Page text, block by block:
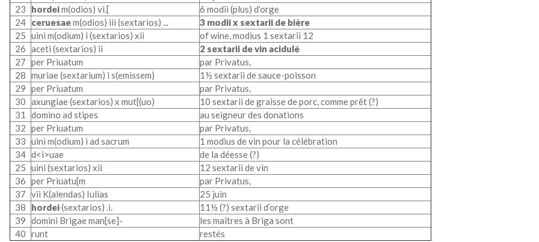
23
hordeim(odios) vi.[
6 modii (plus) d’orge
24 ceruesaem(odios) iii (sextarios) ...
3 modii x sextarii de bière
25 uini m(odium) i (sextarios) xii
of wine, modius 1 sextarii 12
26 aceti (sextarios) ii
2 sextarii de vin acidulé
27 per Priuatum par Privatus,
28 muriae (sextarium) i s(emissem)
1½ sextarii de sauce-poisson
29 per Priuatum
par Privatus,
30 axungiae (sextarios) x mut[(uo)
10 sextarii de graisse de porc, comme prêt (?)
31
domino ad stipes
au seigneur des donations
32 per Priuatum
par Privatus,
33 uini m(odium) i ad sacrum
1 modius de vin pour la célébration
34 d<i>uae de la déesse(?)
25 uini (sextarios) xii
12 sextarii de vin
36 per Priuatu[m
par Privatus,
37 vii K(alendas) Iulias
25 juin
38
hordei(sextarios) .i.
11½ (?) sextarii d’orge
39 domini Brigae man[se]-
les maîtres à Briga sont
40 runt restés